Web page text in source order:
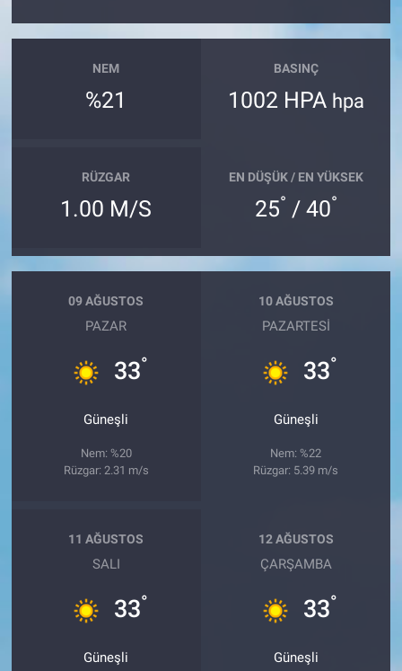
NEM
%21
BASINÇ
1002 HPA hpa
RÜZGAR
1.00 M/S
EN DÜŞÜK / EN YÜKSEK
25° / 40°
09 AĞUSTOS
PAZAR
33°
Güneşli
Nem: %20
Rüzgar: 2.31 m/s
10 AĞUSTOS
PAZARTESI
33°
Güneşli
Nem: %22
Rüzgar: 5.39 m/s
11 AĞUSTOS
SALI
33°
Güneşli
12 AĞUSTOS
ÇARŞAMBA
33°
Güneşli